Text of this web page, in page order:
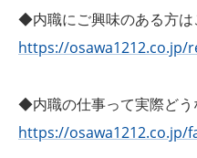
◆内職にご興味のある方
https://
◆内職の仕事って実際どう
https://osawa1212.co.jp/